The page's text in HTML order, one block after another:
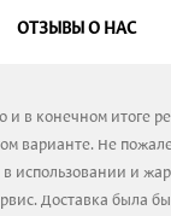
ОТЗЫВЫ О НАС
и в конечном итоге
варианте. Не
использовании и
Доставка была